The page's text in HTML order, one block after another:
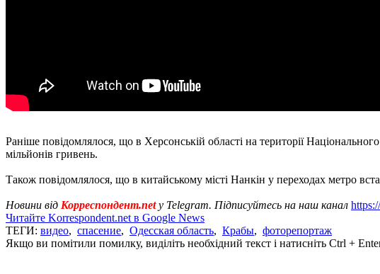
Раніше повідомлялося, що в Херсонській області на території
мільйонів гривень.
Також повідомлялося, що в китайському місті Нанкін у переходах метро
Новини від Корреспондент.net у Telegram. Підписуйтесь на наш канал
Читайте Korrespondent.net в Google News
ТЕГИ: видео, спасение, Одесская область, Крабы, фоторепортаж
Якщо ви помітили помилку, виділіть необхідний текст і натисніть Ctrl +